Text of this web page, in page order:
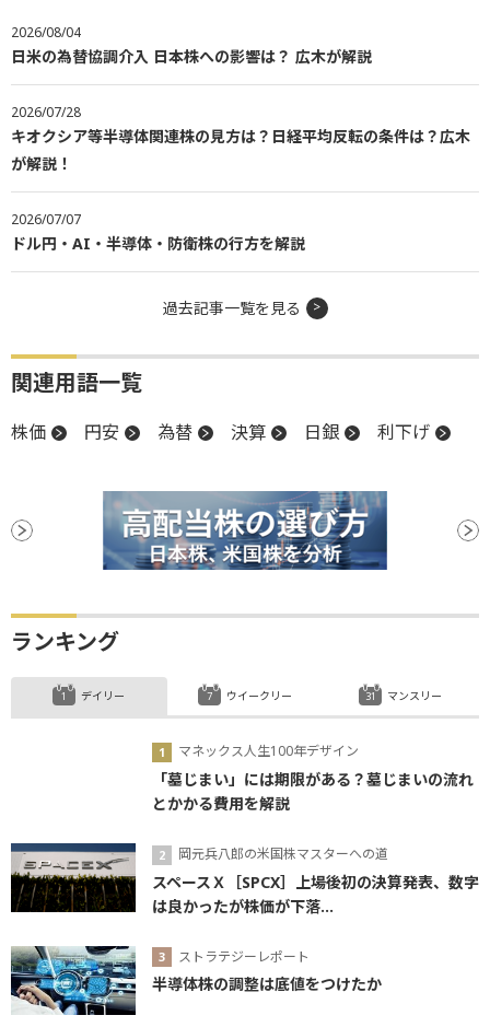
2026/08/04
日米の為替協調介入 日本株への影響は？ 広木が解説
2026/07/28
キオクシア等半導体関連株の見方は？日経平均反転の条件は？広木
が解説！
2026/07/07
ドル円・AI・半導体・防衛株の行方を解説
過去記事一覧を見る
関連用語一覧
株価 円安 為替 決算 日銀 利下げ
ランキング
デイリー
マネックス人生100年デザイン
「墓じまい」には期限がある？墓じまいの流れ
とかかる費用を解説
岡元兵八郎の米国株マスターへの道
スペースＸ［SPCX］上場後初の決算発表、数字
は良かったが株価が下落...
ストラテジーレポート
半導体株の調整は底値をつけたか
ウイークリー マンスリー